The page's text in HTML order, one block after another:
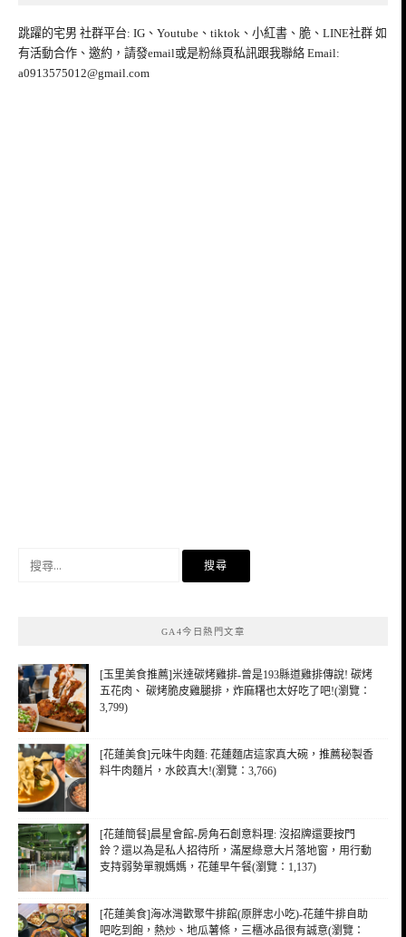
跳躍的宅男 社群平台: IG、Youtube、tiktok、小紅書、脆、LINE社群 如
有活動合作、邀約，請發email或是粉絲頁私訊跟我聯絡 Email:
a0913575012@gmail.com
GA4今日熱門文章
[玉里美食推薦]米達碳烤雞排-曾是193縣道雞排傳說! 碳烤
五花肉、 碳烤脆皮雞腿排，炸麻糬也太好吃了吧!(瀏覽：
3,799)
[花蓮美食]元味牛肉麵: 花蓮麵店這家真大碗，推薦秘製香
料牛肉麵片，水餃真大!(瀏覽：3,766)
[花蓮簡餐]晨星會館-房角石創意料理: 沒招牌還要按門
鈴？還以為是私人招待所，滿屋綠意大片落地窗，用行動
支持弱勢單親媽媽，花蓮早午餐(瀏覽：1,137)
[花蓮美食]海冰灣歡聚牛排館(原胖忠小吃)-花蓮牛排自助
吧吃到飽，熱炒、地瓜薯條，三櫃冰品很有誠意(瀏覽：